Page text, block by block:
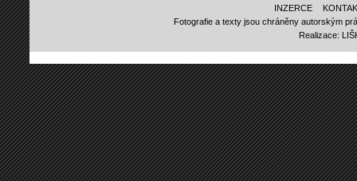
INZERCE
Fotografie a texty jsou chráněny autorským
Realizace: